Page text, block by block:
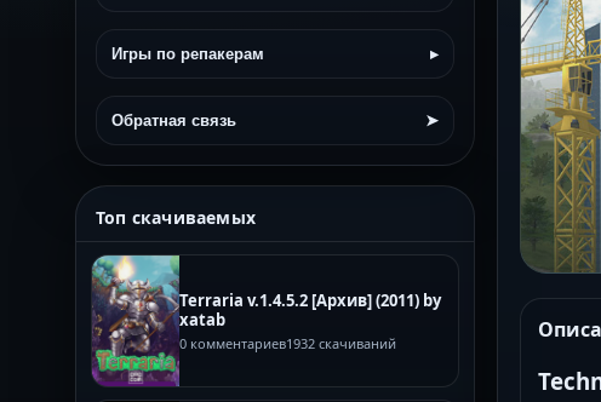
Игры по репакерам ▸
Обратная связь ➤
Топ скачиваемых
Terraria v.1.4.5.2 [Архив] (2011) by
xatab
0 комментариев1932 скачиваний